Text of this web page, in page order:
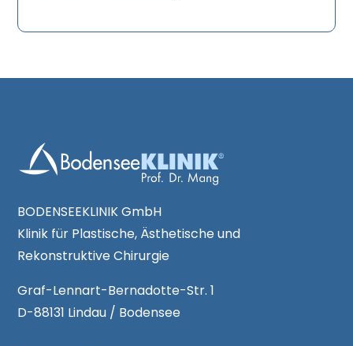
BODENSEEKLINIK GmbH
Klinik für Plastische, Ästhetische und
Rekonstruktive Chirurgie
Graf-Lennart-Bernadotte-Str. 1
D-88131 Lindau / Bodensee